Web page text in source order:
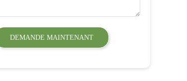
DEMANDE MAINTENANT